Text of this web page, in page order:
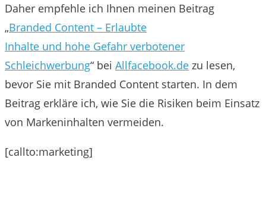
Daher empfehle ich Ihnen meinen Beitrag
„Branded Content – Erlaubte
Inhalte und hohe Gefahr verbotener
Schleichwerbung“ bei Allfacebook.de zu lesen,
bevor Sie mit Branded Content starten. In dem
Beitrag erkläre ich, wie Sie die Risiken beim Einsatz
von Markeninhalten vermeiden.
[callto:marketing]